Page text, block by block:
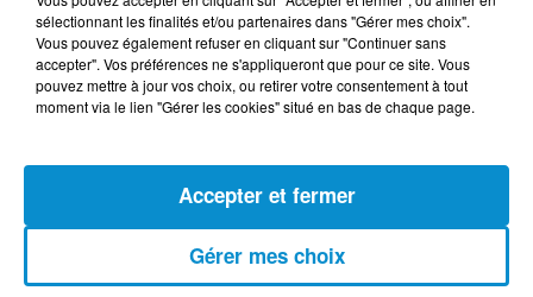
23 juillet 2026
Les Zinformés - 23/07/26
22 juillet 2026
sélectionnant les finalités et/ou partenaires dans "Gérer mes choix".
Vous pouvez également refuser en cliquant sur "Continuer sans
accepter". Vos préférences ne s'appliqueront que pour ce site. Vous
pouvez mettre à jour vos choix, ou retirer votre consentement à tout
moment via le lien "Gérer les cookies" situé en bas de chaque page.
Gérer mes choix
Accepter et fermer